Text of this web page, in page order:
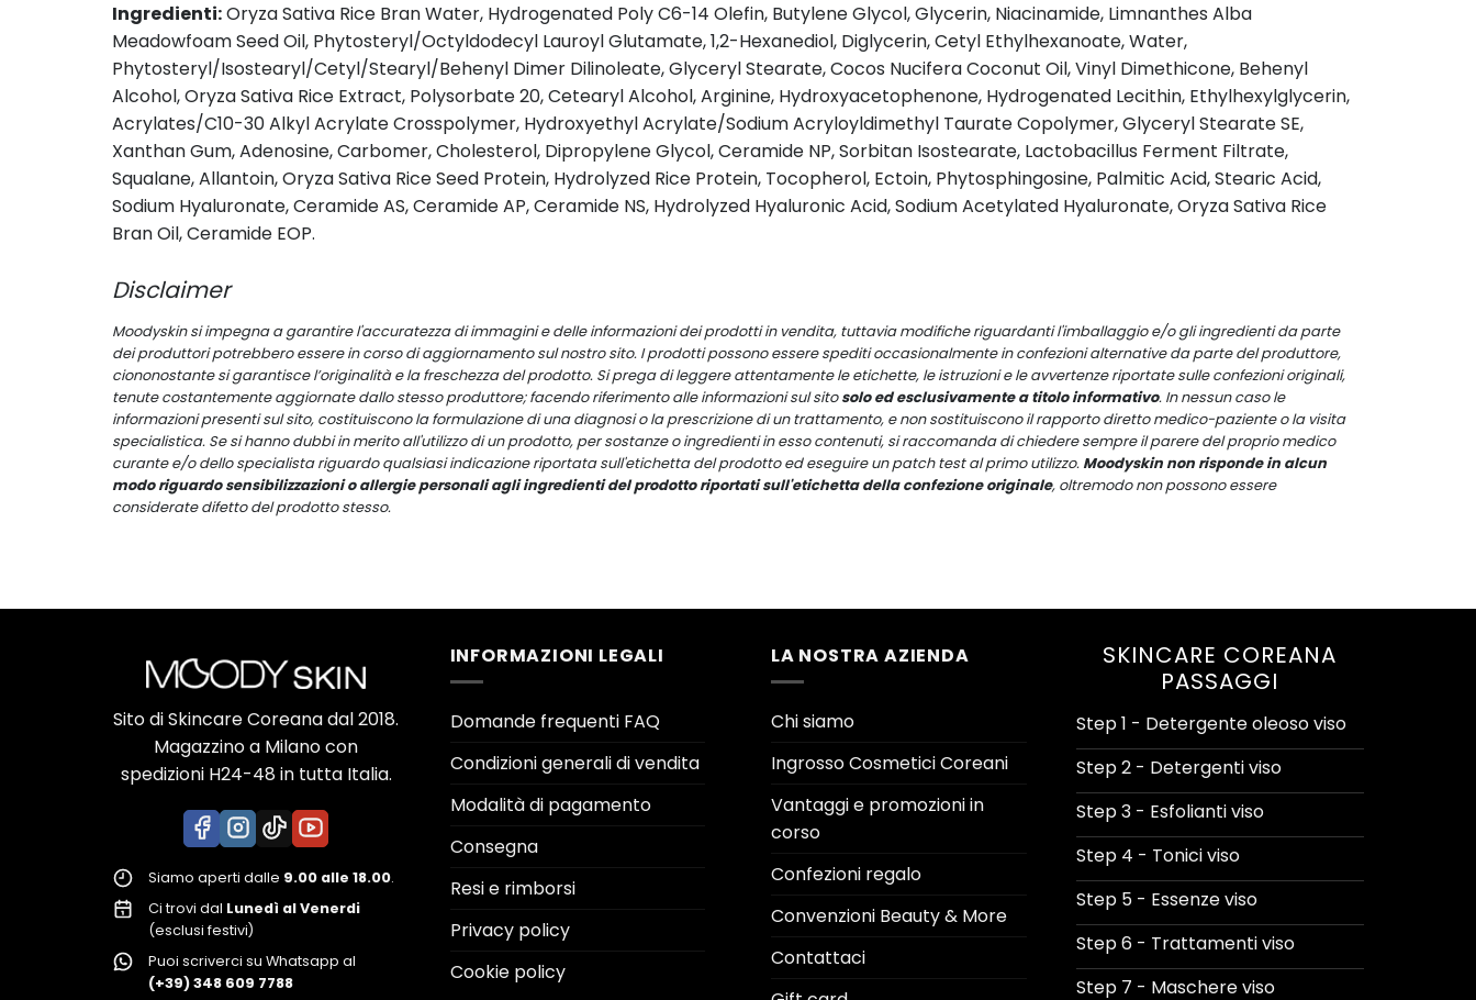
Ingredienti:Oryza Sativa Rice Bran Water, Hydrogenated Poly C6-14 Olefin, Butylene Glycol, Glycerin, Niacinamide, Limnanthes Alba
Meadowfoam Seed Oil, Phytosteryl/Octyldodecyl Lauroyl Glutamate, 1,2-Hexanediol, Diglycerin, Cetyl Ethylhexanoate, Water,
Phytosteryl/Isostearyl/Cetyl/Stearyl/Behenyl Dimer Dilinoleate, Glyceryl Stearate, Cocos Nucifera Coconut Oil, Vinyl Dimethicone, Behenyl
Alcohol, Oryza Sativa Rice Extract, Polysorbate 20, Cetearyl Alcohol, Arginine, Hydroxyacetophenone, Hydrogenated Lecithin, Ethylhexylglycerin,
Acrylates/C10-30 Alkyl Acrylate Crosspolymer, Hydroxyethyl Acrylate/Sodium Acryloyldimethyl Taurate Copolymer, Glyceryl Stearate SE,
Xanthan Gum, Adenosine, Carbomer, Cholesterol, Dipropylene Glycol, Ceramide NP, Sorbitan Isostearate, Lactobacillus Ferment Filtrate,
Squalane, Allantoin, Oryza Sativa Rice Seed Protein, Hydrolyzed Rice Protein, Tocopherol, Ectoin, Phytosphingosine, Palmitic Acid, Stearic Acid,
Sodium Hyaluronate, Ceramide AS, Ceramide AP, Ceramide NS, Hydrolyzed Hyaluronic Acid, Sodium Acetylated Hyaluronate, Oryza Sativa Rice
Bran Oil, Ceramide EOP.
Disclaimer
Moodyskin si impegna a garantire l'accuratezza di immagini e delle informazioni dei prodotti in vendita, tuttavia modifiche riguardanti l'imballaggio e/o gli ingredienti da parte
dei produttori potrebbero essere in corso di aggiornamento sul nostro sito. I prodotti possono essere spediti occasionalmente in confezioni alternative da parte del produttore,
ciononostante si garantisce l’originalità e la freschezza del prodotto. Si prega di leggere attentamente le etichette, le istruzioni e le avvertenze riportate sulle confezioni originali,
tenute costantemente aggiornate dallo stesso produttore; facendo riferimento alle informazioni sul sitosolo ed esclusivamente a titolo informativo. In nessun caso le
informazioni presenti sul sito, costituiscono la formulazione di una diagnosi o la prescrizione di un trattamento, e non sostituiscono il rapporto diretto medico-paziente o la visita
specialistica. Se si hanno dubbi in merito all'utilizzo di un prodotto, per sostanze o ingredienti in esso contenuti, si raccomanda di chiedere sempre il parere del proprio medico
curante e/o dello specialista riguardo qualsiasi indicazione riportata sull'etichetta del prodotto ed eseguire un patch test al primo utilizzo. Moodyskin non risponde in alcun
modo riguardo sensibilizzazioni o allergie personali agli ingredienti del prodotto riportati sull'etichetta della confezione originale, oltremodo non possono essere
considerate difetto del prodotto stesso.
Sito di Skincare Coreana dal 2018.
Magazzino a Milano con
spedizioni H24-48 in tutta Italia.
Siamo aperti dalle 9.00 alle 18.00.
Ci trovi dal Lunedì al Venerdi
(esclusi festivi)
Puoi scriverci su Whatsapp al
(+39) 348 609 7788
INFORMAZIONI LEGALI
Domande frequenti FAQ
Condizioni generali di vendita
Modalità di pagamento
Consegna
Resi e rimborsi
Privacy policy
Cookie policy
LA NOSTRA AZIENDA
Chi siamo
Ingrosso Cosmetici Coreani
Vantaggi e promozioni in
corso
Confezioni regalo
Convenzioni Beauty & More
Contattaci
SKINCARE COREANA
PASSAGGI
Step 1 - Detergente oleoso viso
Step 2 - Detergenti viso
Step 3 - Esfolianti viso
Step 4 - Tonici viso
Step 5 - Essenze viso
Step 6 - Trattamenti viso
Step 7 - Maschere viso